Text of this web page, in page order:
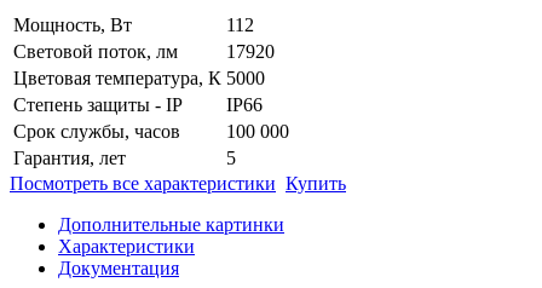
Мощность, Вт
112
Световой поток, лм
17920
Цветовая температура, К 5000
Степень защиты - IP
IP66
Срок службы, часов
100 000
Гарантия, лет
5
Посмотреть все характеристики Купить
Дополнительные картинки
Характеристики
Документация